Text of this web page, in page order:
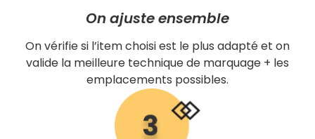
On ajuste ensemble
On vérifie si l’item choisi est le plus adapté et on
valide la meilleure technique de marquage + les
emplacements possibles.